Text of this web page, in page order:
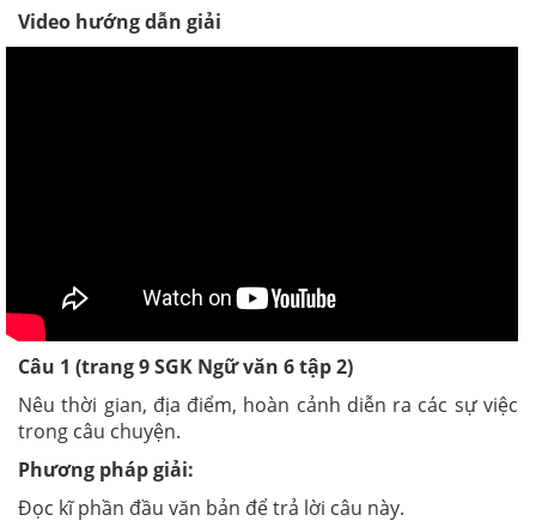
Video hướng dẫn giải
Câu 1 (trang 9 SGK Ngữ văn 6 tập 2)
Nêu thời gian, địa điểm, hoàn cảnh diễn ra các sự việc
trong câu chuyện.
Phương pháp giải:
Đọc kĩ phần đầu văn bản để trả lời câu này.